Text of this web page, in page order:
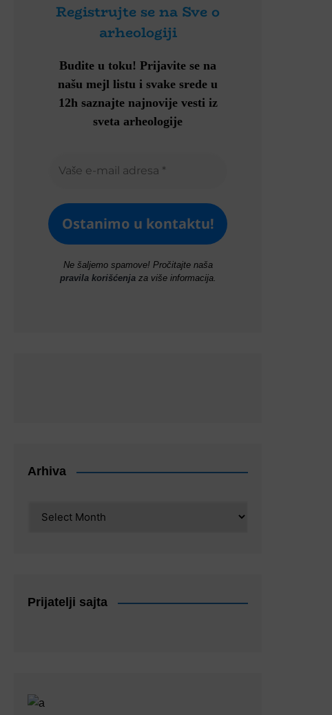
Registrujte se na Sve o
arheologiji
Budite u toku! Prijavite se na
našu mejl listu i svake srede u
12h saznajte najnovije vesti iz
sveta arheologije
Ne šaljemo spamove! Pročitajte naša
pravila korišćenjaza više informacija.
Arhiva
Prijatelji sajta